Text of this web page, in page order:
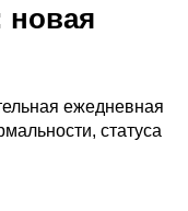
новая
ежедневная
статуса